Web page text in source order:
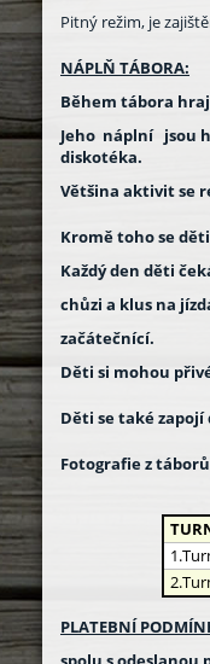
Pitný režim, je
NÁPLŇ TÁBORA:
Během tábora
Jeho náplní jsou
diskotéka.
Většina aktivit se
Kromě toho se
Každý den děti
chůzi a klus na
začátečnící.
Děti si mohou
Děti se také
Fotografie z
PLATEBNÍ